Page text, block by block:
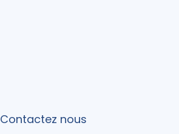
Contactez nous